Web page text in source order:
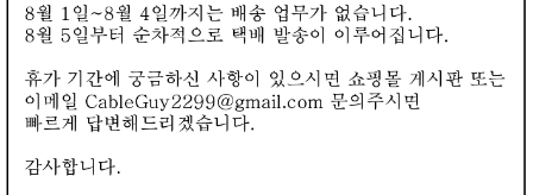
[112922]DYC(동양) 14구 접지 메인스위치 멀티탭 16A (양극차
AC 250V / 16A